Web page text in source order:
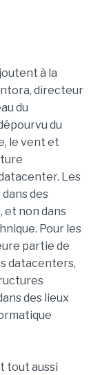
à la
directeur
du
du
le vent et
Les
des
et non dans
Pour les
partie de
datacenters,
des lieux
tout aussi